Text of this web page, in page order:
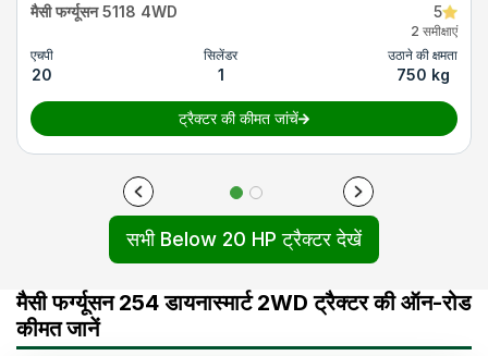
मैसी फर्ग्यूसन 5118 4WD 5
2 समीक्षाएं
एचपी
20
सिलेंडर
1
उठाने की क्षमता
750 kg
ट्रैक्टर की कीमत जांचें
सभी Below 20 HP ट्रैक्टर देखें
मैसी फर्ग्यूसन 254 डायनास्मार्ट 2WD ट्रैक्टर की ऑन-रोड
कीमत जानें